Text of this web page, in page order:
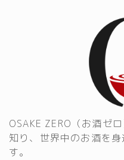
OSAKE ZERO（お酒ゼ
知り、世界中のお酒を
す。